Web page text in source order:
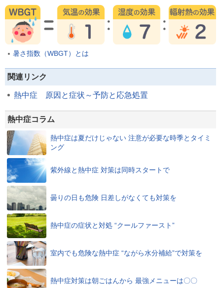
暑さ指数（WBGT）とは
関連リンク
熱中症 原因と症状～予防と応急処置
熱中症コラム
熱中症は夏だけじゃない 注意が必要な時季とタイミ
ング
紫外線と熱中症 対策は同時スタートで
曇りの日も危険 日差しがなくても対策を
熱中症の症状と対処 “クールファースト”
室内でも危険な熱中症 “ながら水分補給”で対策を
熱中症対策は朝ごはんから 最強メニューは〇〇